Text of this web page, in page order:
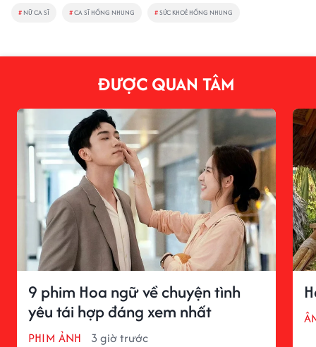
# NỮ CA SĨ #CA SĨ HỒNG NHUNG #SỨC KHOẺ HỒNG NHUNG
ĐƯỢC QUAN TÂM
9 phim Hoa ngữ về chuyện tình
yêu tái hợp đáng xem nhất
PHIM ẢNH 3 giờ trước